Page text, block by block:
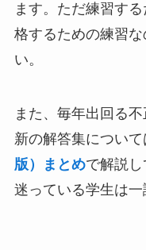
ます。ただ練習す
格するための練習
い。
また、毎年出回る
新の解答集につい
版）まとめで解説
迷っている学生は一